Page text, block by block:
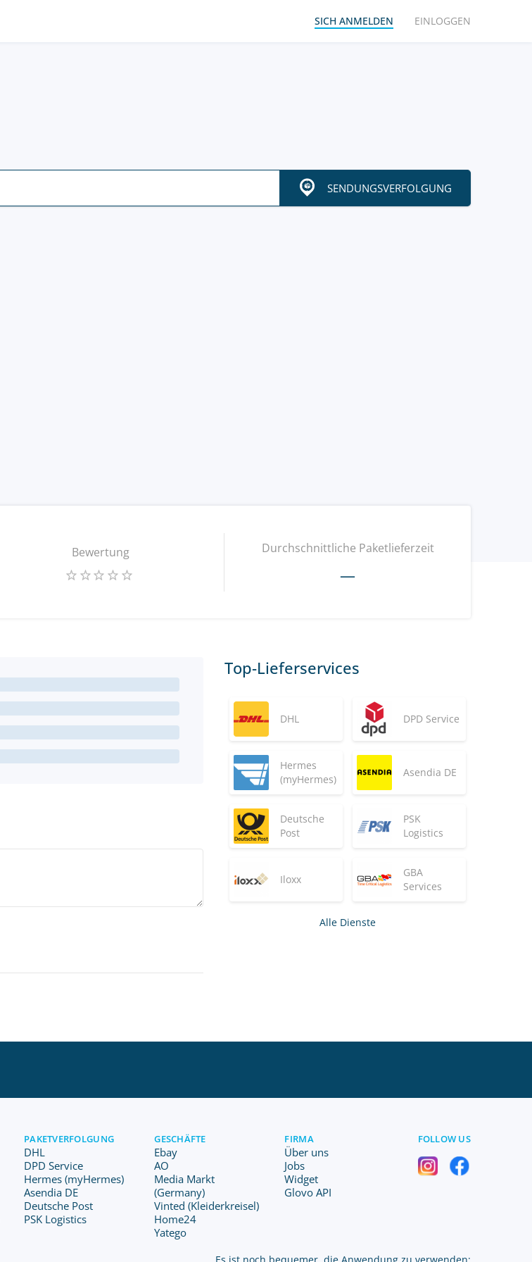
SICH ANMELDEN EINLOGGEN
SENDUNGSVERFOLGUNG
Bewertung Durchschnittliche Paketlieferzeit
—
Top-Lieferservices
DHL DPD Service
Hermes
(myHermes)
Asendia DE
Deutsche
Post
PSK
Logistics
Iloxx
GBA
Services
Alle Dienste
PAKETVERFOLGUNG
DHL
DPD Service
Hermes (myHermes)
Asendia DE
Deutsche Post
PSK Logistics
GESCHÄFTE
Ebay
AO
Media Markt
(Germany)
Vinted (Kleiderkreisel)
Home24
Yatego
FIRMA
Über uns
Jobs
Widget
Glovo API
FOLLOW US